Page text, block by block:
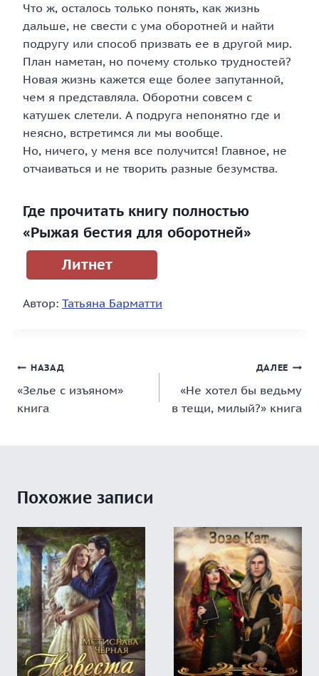
Что ж, осталось только понять, как жизнь
дальше, не свести с ума оборотней и найти
подругу или способ призвать ее в другой мир.
План наметан, но почему столько трудностей?
Новая жизнь кажется еще более запутанной,
чем я представляла. Оборотни совсем с
катушек слетели. А подруга непонятно где и
неясно, встретимся ли мы вообще.
Но, ничего, у меня все получится! Главное, не
отчаиваться и не творить разные безумства.
Где прочитать книгу полностью
«Рыжая бестия для оборотней»
Литнет
Автор: Татьяна Барматти
Навигация
по
записям
НАЗАД
«Зелье с изъяном»
книга
ДАЛЕЕ
«Не хотел бы ведьму
в тещи, милый?» книга
Похожие записи